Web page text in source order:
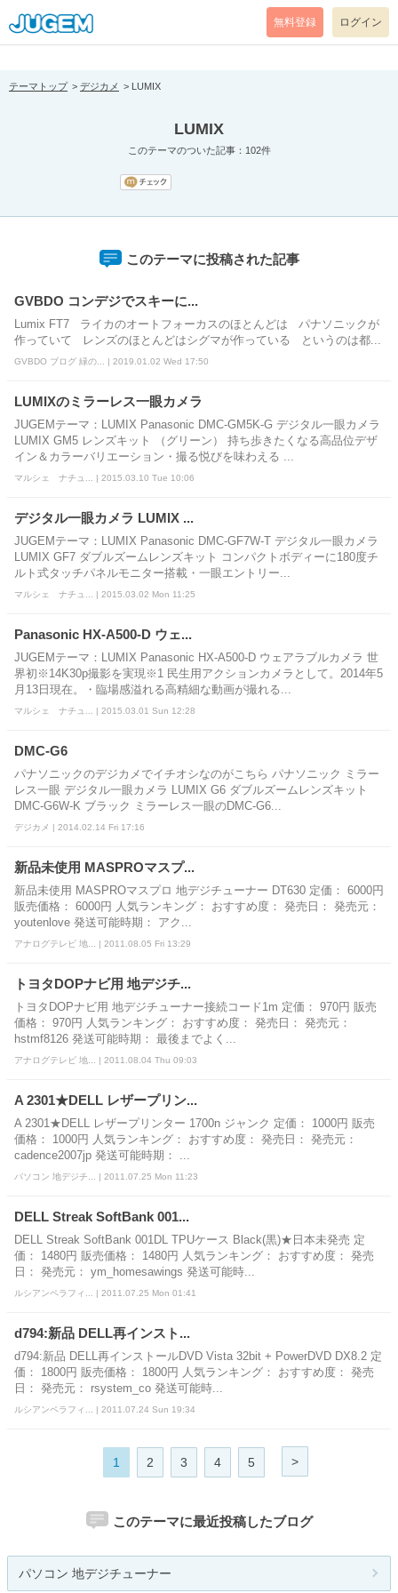
[pear_error: message="Success" code=0 mode=return level=notice
prefix="" info=""]
無料登録 ログイン
テーマトップ デジカメ LUMIX
LUMIX
このテーマのついた記事：102件
このテーマに投稿された記事
GVBDO コンデジでスキーに...
Lumix FT7 ライカのオートフォーカスのほとんどは パナソニックが
作っていて レンズのほとんどはシグマが作っている というのは都...
GVBDO ブログ 緑の... | 2019.01.02 Wed 17:50
LUMIXのミラーレス一眼カメラ
JUGEMテーマ：LUMIX Panasonic DMC-GM5K-G デジタル一眼カメラ
LUMIX GM5 レンズキット （グリーン） 持ち歩きたくなる高品位デザ
イン＆カラーバリエーション・撮る悦びを味わえる ...
マルシェ ナチュ... | 2015.03.10 Tue 10:06
デジタル一眼カメラ LUMIX ...
JUGEMテーマ：LUMIX Panasonic DMC-GF7W-T デジタル一眼カメラ
LUMIX GF7 ダブルズームレンズキット コンパクトボディーに180度チ
ルト式タッチパネルモニター搭載・一眼エントリー...
マルシェ ナチュ... | 2015.03.02 Mon 11:25
Panasonic HX-A500-D ウェ...
JUGEMテーマ：LUMIX Panasonic HX-A500-D ウェアラブルカメラ 世
界初※14K30p撮影を実現※1 民生用アクションカメラとして。2014年5
月13日現在。・臨場感溢れる高精細な動画が撮れる...
マルシェ ナチュ... | 2015.03.01 Sun 12:28
DMC-G6
パナソニックのデジカメでイチオシなのがこちら パナソニック ミラー
レス一眼 デジタル一眼カメラ LUMIX G6 ダブルズームレンズキット
DMC-G6W-K ブラック ミラーレス一眼のDMC-G6...
デジカメ | 2014.02.14 Fri 17:16
新品未使用 MASPROマスプ...
新品未使用 MASPROマスプロ 地デジチューナー DT630 定価： 6000円
販売価格： 6000円 人気ランキング： おすすめ度： 発売日： 発売元：
youtenlove 発送可能時期： アク...
アナログテレビ 地... | 2011.08.05 Fri 13:29
トヨタDOPナビ用 地デジチ...
トヨタDOPナビ用 地デジチューナー接続コード1m 定価： 970円 販売
価格： 970円 人気ランキング： おすすめ度： 発売日： 発売元：
hstmf8126 発送可能時期： 最後までよく...
アナログテレビ 地... | 2011.08.04 Thu 09:03
A 2301★DELL レザープリン...
A 2301★DELL レザープリンター 1700n ジャンク 定価： 1000円 販売
価格： 1000円 人気ランキング： おすすめ度： 発売日： 発売元：
cadence2007jp 発送可能時期： ...
パソコン 地デジチ... | 2011.07.25 Mon 11:23
DELL Streak SoftBank 001...
DELL Streak SoftBank 001DL TPUケース Black(黒)★日本未発売 定
価： 1480円 販売価格： 1480円 人気ランキング： おすすめ度： 発売
日： 発売元： ym_homesawings 発送可能時...
ルシアンペラフィ... | 2011.07.25 Mon 01:41
d794:新品 DELL再インスト...
d794:新品 DELL再インストールDVD Vista 32bit + PowerDVD DX8.2 定
価： 1800円 販売価格： 1800円 人気ランキング： おすすめ度： 発売
日： 発売元： rsystem_co 発送可能時...
ルシアンペラフィ... | 2011.07.24 Sun 19:34
1 2 3 4 5 >
このテーマに最近投稿したブログ
パソコン 地デジチューナー